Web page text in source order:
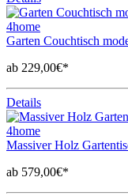
4home
Garten Couchtisch
ab 229,00€*
Details
4home
Massiver Holz
ab 579,00€*